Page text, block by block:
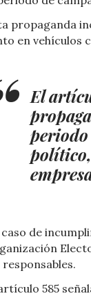
propaganda
en vehículos
El
caso de
responsables.
585